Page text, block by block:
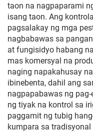
taon na nagpaparami
isang taon. Ang
pagsalakay ng mga
nagbabawas sa
at fungisidyo habang
mas komersyal na
naging napakahusay
ibinebenta, dahil ang
nagpapabawas ng
ng tiyak na kontrol sa
paggamit ng tubig
kumpara sa